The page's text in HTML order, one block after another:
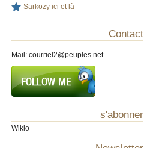
Sarkozy ici et là
Contact
Mail: courriel2@peuples.net
s'abonner
Wikio